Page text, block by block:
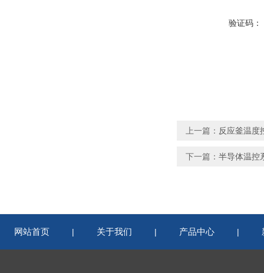
验证码：
上一篇： 反应釜温度
下一篇： 半导体温控
网站首页 | 关于我们 | 产品中心 |